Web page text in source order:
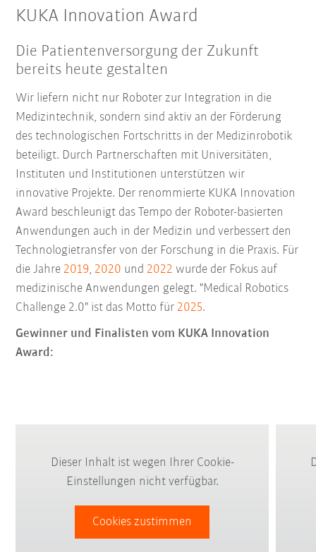
KUKA Innovation Award
Die Patientenversorgung der Zukunft
bereits heute gestalten
Wir liefern nicht nur Roboter zur Integration in die
Medizintechnik, sondern sind aktiv an der Förderung
des technologischen Fortschritts in der Medizinrobotik
beteiligt. Durch Partnerschaften mit Universitäten,
Instituten und Institutionen unterstützen wir
innovative Projekte. Der renommierte KUKA Innovation
Award beschleunigt das Tempo der Roboter-basierten
Anwendungen auch in der Medizin und verbessert den
Technologietransfer von der Forschung in die Praxis. Für
die Jahre 2019, 2020 und 2022 wurde der Fokus auf
medizinische Anwendungen gelegt. "Medical Robotics
Challenge 2.0" ist das Motto für 2025.
Gewinner und Finalisten vom KUKA Innovation
Award:
Dieser Inhalt ist wegen Ihrer Cookie-
Einstellungen nicht verfügbar.
Cookies zustimmen